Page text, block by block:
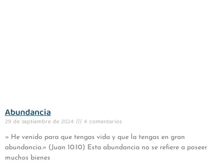
Abundancia
29 de septiembre de 2024 4 comentarios
» He venido para que tengas vida y que la tengas en gran
abundancia.» (Juan 10:10) Esta abundancia no se refiere a poseer
muchos bienes